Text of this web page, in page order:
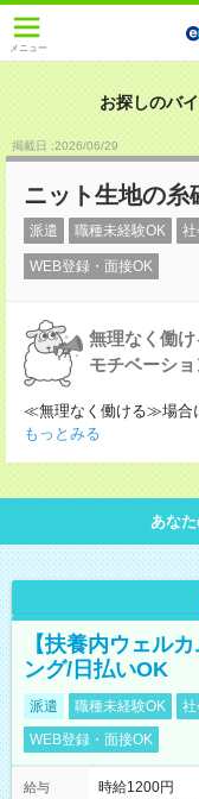
メニュー
お探しのバ
掲載日 :2026/06/29
ニット生地の
派遣 職種未経験OK
WEB登録・面接OK
無理なく働け
モチベーショ
≪無理なく働ける≫場合
もっとみる
あな
【扶養内ウェル
ング/日払いOK
派遣 職種未経験OK
WEB登録・面接OK
給与
時給1200円